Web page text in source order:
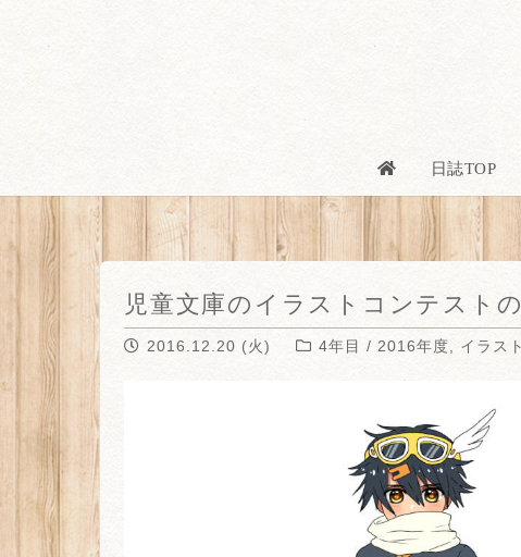
日誌TOP
児童文庫のイラストコンテスト
2016.12.20 (火) 4年目 / 2016年度 イラス